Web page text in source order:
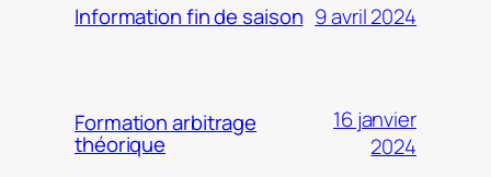
Information fin de saison 9 avril 2024
Formation arbitrage
théorique
16 janvier
2024